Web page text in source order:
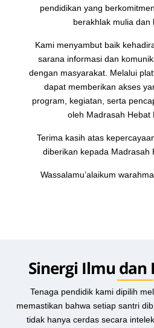
pendidikan yang
berakhlak mulia dan
Kami menyambut baik
sarana informasi dan
dengan masyarakat. Melalui
dapat memberikan akses
program, kegiatan, serta
oleh Madrasah Hebat
Terima kasih atas
diberikan kepada Madrasah
Wassalamu’alaikum
Sinergi Ilmu dan
Tenaga pendidik kami dipilih
memastikan bahwa setiap santri
tidak hanya cerdas secara